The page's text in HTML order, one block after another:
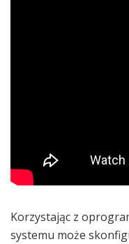
Korzystając z
systemu może